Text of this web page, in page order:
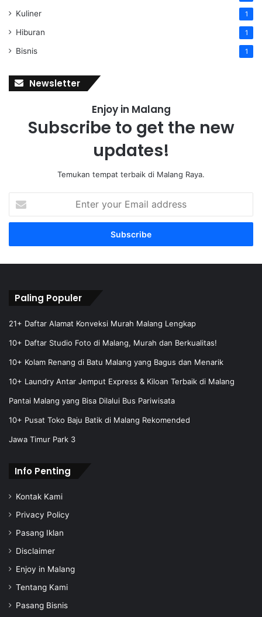
Kuliner 1
Hiburan 1
Bisnis 1
Newsletter
Enjoy in Malang
Subscribe to get the new
updates!
Temukan tempat terbaik di Malang Raya.
t
r
m
l
d
e
s
Paling Populer
21+ Daftar Alamat Konveksi Murah Malang Lengkap
10+ Daftar Studio Foto di Malang, Murah dan Berkualitas!
10+ Kolam Renang di Batu Malang yang Bagus dan Menarik
10+ Laundry Antar Jemput Express & Kiloan Terbaik di Malang
Pantai Malang yang Bisa Dilalui Bus Pariwisata
10+ Pusat Toko Baju Batik di Malang Rekomended
Jawa Timur Park 3
Info Penting
Kontak Kami
Privacy Policy
Pasang Iklan
Disclaimer
Enjoy in Malang
Tentang Kami
Pasang Bisnis